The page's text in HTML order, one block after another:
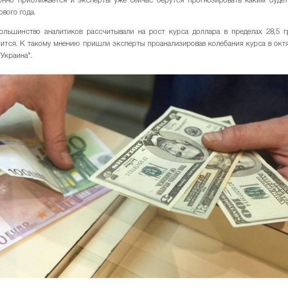
года.
аналитиков рассчитывали на рост курса доллара в пределах 28,5
К такому мнению пришли эксперты проанализировав колебания курса в